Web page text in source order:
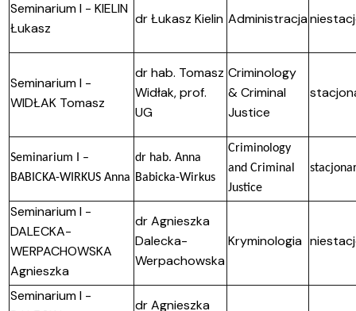
Seminarium I - KIELIN
Łukasz
dr Łukasz Kielin Administracja
Seminarium I -
WIDŁAK Tomasz
dr hab. Tomasz
Widłak, prof.
UG
Criminology
& Criminal
Justice
Seminarium I –
BABICKA-WIRKUS Anna
dr hab. Anna
Babicka-Wirkus
Criminology
and Criminal
Justice
Seminarium I -
DALECKA-
WERPACHOWSKA
Agnieszka
dr Agnieszka
Dalecka-
Werpachowska
Kryminologia
Seminarium I -
dr Agnieszka